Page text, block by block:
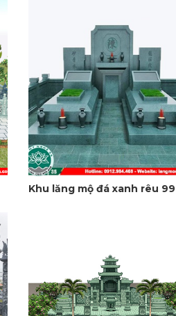
Khu lăng mộ đá xanh rêu 99